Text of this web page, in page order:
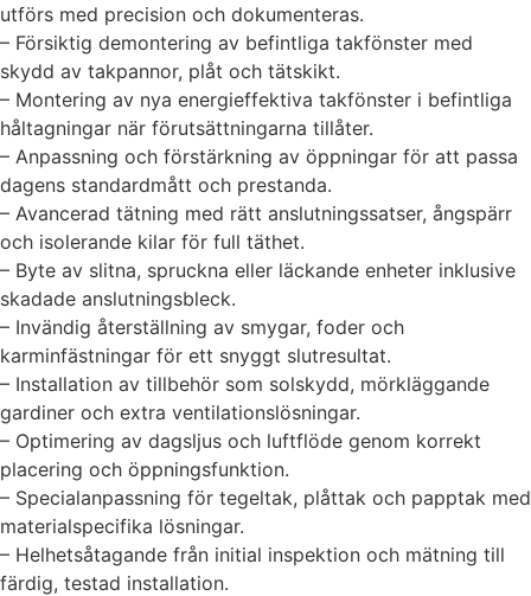
utförs med precision och dokumenteras.
– Försiktig demontering av befintliga takfönster med
skydd av takpannor, plåt och tätskikt.
– Montering av nya energieffektiva takfönster i befintliga
håltagningar när förutsättningarna tillåter.
– Anpassning och förstärkning av öppningar för att passa
dagens standardmått och prestanda.
– Avancerad tätning med rätt anslutningssatser, ångspärr
och isolerande kilar för full täthet.
– Byte av slitna, spruckna eller läckande enheter inklusive
skadade anslutningsbleck.
– Invändig återställning av smygar, foder och
karminfästningar för ett snyggt slutresultat.
– Installation av tillbehör som solskydd, mörkläggande
gardiner och extra ventilationslösningar.
– Optimering av dagsljus och luftflöde genom korrekt
placering och öppningsfunktion.
– Specialanpassning för tegeltak, plåttak och papptak med
materialspecifika lösningar.
– Helhetsåtagande från initial inspektion och mätning till
färdig, testad installation.